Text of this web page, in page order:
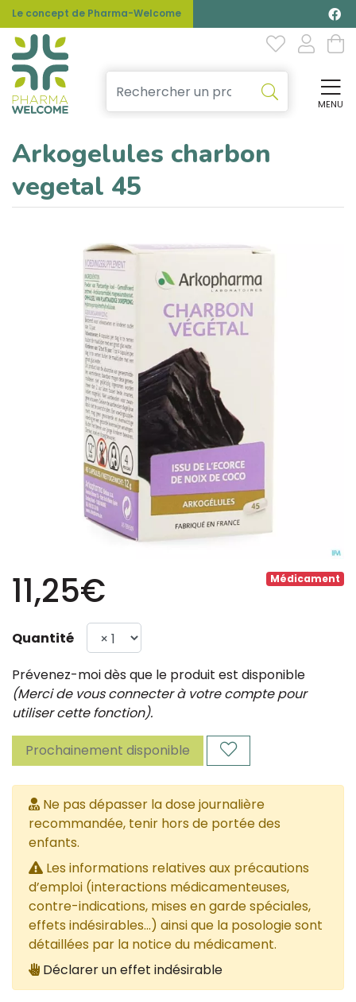
Le concept de Pharma-Welcome
MENU
Arkogelules charbon
vegetal 45
Médicament
11,25€
Quantité
Prévenez-moi dès que le produit est disponible
(Merci de vous connecter à votre compte pour
utiliser cette fonction).
Prochainement disponible
Ne pas dépasser la dose journalière
recommandée, tenir hors de portée des
enfants.
Les informations relatives aux précautions
d’emploi (interactions médicamenteuses,
contre-indications, mises en garde spéciales,
effets indésirables...) ainsi que la posologie sont
détaillées par la notice du médicament.
Déclarer un effet indésirable